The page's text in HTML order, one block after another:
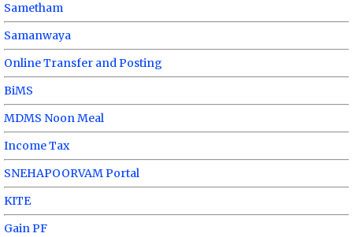
Sametham
Samanwaya
Online Transfer and Posting
BiMS
MDMS Noon Meal
Income Tax
SNEHAPOORVAM Portal
KITE
Gain PF